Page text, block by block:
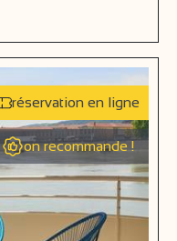
réservation en ligne
on recommande !